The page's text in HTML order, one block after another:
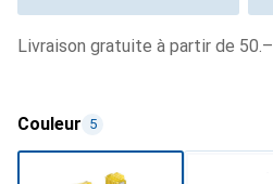
Livraison gratuite à partir de 50.–
Couleur 5